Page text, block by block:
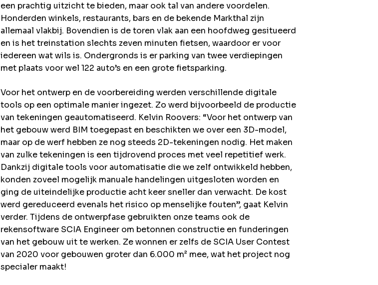
een prachtig uitzicht te bieden, maar ook tal van andere voordelen.
Honderden winkels, restaurants, bars en de bekende Markthal zijn
allemaal vlakbij. Bovendien is de toren vlak aan een hoofdweg gesitueerd
en is het treinstation slechts zeven minuten fietsen, waardoor er voor
iedereen wat wils is. Ondergronds is er parking van twee verdiepingen
met plaats voor wel 122 auto’s en een grote fietsparking.
Voor het ontwerp en de voorbereiding werden verschillende digitale
tools op een optimale manier ingezet. Zo werd bijvoorbeeld de productie
van tekeningen geautomatiseerd. Kelvin Roovers: “Voor het ontwerp van
het gebouw werd BIM toegepast en beschikten we over een 3D-model,
maar op de werf hebben ze nog steeds 2D-tekeningen nodig. Het maken
van zulke tekeningen is een tijdrovend proces met veel repetitief werk.
Dankzij digitale tools voor automatisatie die we zelf ontwikkeld hebben,
konden zoveel mogelijk manuale handelingen uitgesloten worden en
ging de uiteindelijke productie acht keer sneller dan verwacht. De kost
werd gereduceerd evenals het risico op menselijke fouten”, gaat Kelvin
verder. Tijdens de ontwerpfase gebruikten onze teams ook de
rekensoftware SCIA Engineer om betonnen constructie en funderingen
van het gebouw uit te werken. Ze wonnen er zelfs de SCIA User Contest
van 2020 voor gebouwen groter dan 6.000 m² mee, wat het project nog
specialer maakt!